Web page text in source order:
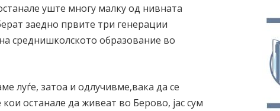
уште многу малку од нивната
заедно првите три генерации
среднишколското образование во
луѓе, затоа и одлучивме,вака да се
останале да живеат во Берово, јас сум